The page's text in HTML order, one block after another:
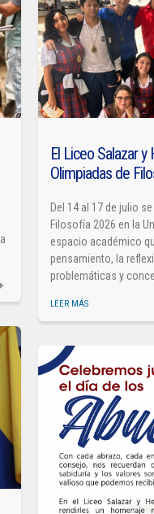
El Liceo Salazar
Olimpiadas de
Del 14 al 17 de julio
Filosofía 2026 en la
espacio académico
pensamiento, la
problemáticas y
LEER MÁS